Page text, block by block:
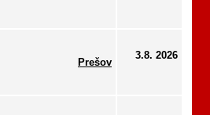
Prešov
3.8. 2026